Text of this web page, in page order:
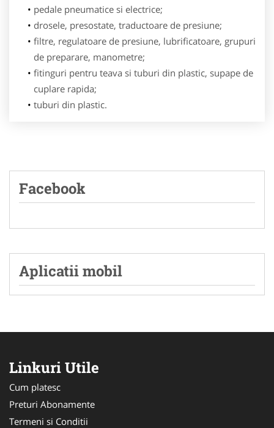
pedale pneumatice si electrice;
drosele, presostate, traductoare de presiune;
filtre, regulatoare de presiune, lubrificatoare, grupuri
de preparare, manometre;
fitinguri pentru teava si tuburi din plastic, supape de
cuplare rapida;
tuburi din plastic.
Facebook
Aplicatii mobil
Linkuri Utile
Cum platesc
Preturi Abonamente
Termeni si Conditii